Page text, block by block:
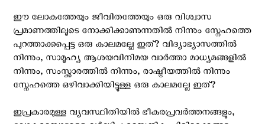
ഈ ലോകത്തേയും ജീവിതത്തേയും ഒരു വിശ്വാസ
പ്രമാണത്തിലൂടെ നോക്കിക്കാണുന്നതില്‍ നിന്നും സ്നേഹത്തെ
പുറത്താക്കപ്പെട്ട ഒരു കാലമല്ലേ ഇത്? വിദ്യാഭ്യാസത്തില്‍
നിന്നും, സാമൂഹ്യ ആശയവിനിമയ വാര്‍ത്താ മാധ്യമങ്ങളില്‍
നിന്നും, സംസ്ക്കാരത്തില്‍ നിന്നും, രാഷ്ട്രീയത്തില്‍ നിന്നും
സ്നേഹത്തെ ഒഴിവാക്കിയിട്ടുള്ള ഒരു കാലമല്ലേ ഇത്?
ഇപ്രകാരമുള്ള വ്യവസ്ഥിതിയില്‍ ഭീകരപ്രവര്‍ത്തനങ്ങളും,